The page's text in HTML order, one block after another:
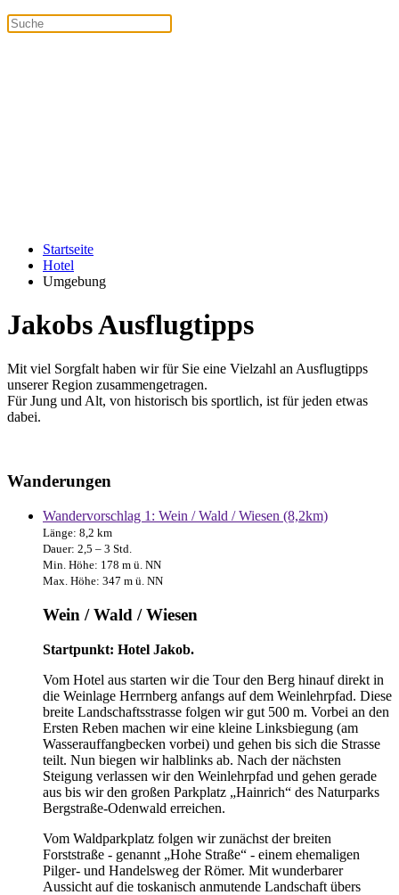
Startseite
Hotel
Umgebung
Jakobs Ausflugtipps
Mit viel Sorgfalt haben wir für Sie eine Vielzahl an Ausflugtipps
unserer Region zusammengetragen.
Für Jung und Alt, von historisch bis sportlich, ist für jeden etwas
dabei.
Wanderungen
Wandervorschlag 1: Wein / Wald / Wiesen (8,2km)
Länge: 8,2 km
Dauer: 2,5 – 3 Std.
Min. Höhe: 178 m ü. NN
Max. Höhe: 347 m ü. NN
Wein / Wald / Wiesen
Startpunkt: Hotel Jakob.
Vom Hotel aus starten wir die Tour den Berg hinauf direkt in
die Weinlage Herrnberg anfangs auf dem Weinlehrpfad. Diese
breite Landschaftsstrasse folgen wir gut 500 m. Vorbei an den
Ersten Reben machen wir eine kleine Linksbiegung (am
Wasserauffangbecken vorbei) und gehen bis sich die Strasse
teilt. Nun biegen wir halblinks ab. Nach der nächsten
Steigung verlassen wir den Weinlehrpfad und gehen gerade
aus bis wir den großen Parkplatz „Hainrich“ des Naturparks
Bergstraße-Odenwald erreichen.
Vom Waldparkplatz folgen wir zunächst der breiten
Forststraße - genannt „Hohe Straße“ - einem ehemaligen
Pilger- und Handelsweg der Römer. Mit wunderbarer
Aussicht auf die toskanisch anmutende Landschaft übers